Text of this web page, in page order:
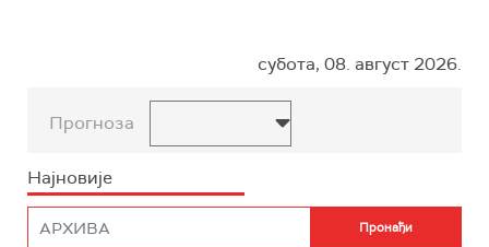
субота, 08. август 2026.
Прогноза
Најновије